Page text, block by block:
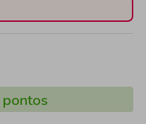
pontos